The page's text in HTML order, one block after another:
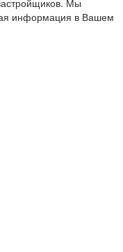
Мы
информация в Вашем